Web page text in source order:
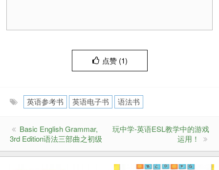
点赞 (1)
英语参考书 英语电子书 语法书
Basic English Grammar,
3rd Edition语法三部曲之初级
玩中学-英语ESL教学中的游戏
运用！